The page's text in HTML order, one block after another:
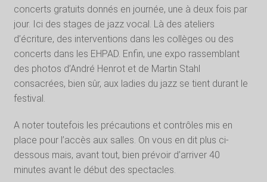
concerts gratuits donnés en journée, une à deux fois par
jour. Ici des stages de jazz vocal. Là des ateliers
d’écriture, des interventions dans les collèges ou des
concerts dans les EHPAD. Enfin, une expo rassemblant
des photos d’André Henrot et de Martin Stahl
consacrées, bien sûr, aux ladies du jazz se tient durant le
festival.
A noter toutefois les précautions et contrôles mis en
place pour l’accès aux salles. On vous en dit plus ci-
dessous mais, avant tout, bien prévoir d’arriver 40
minutes avant le début des spectacles.